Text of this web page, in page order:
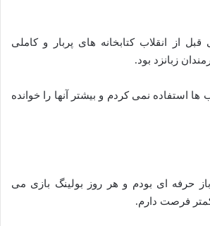
از انقلاب کتابخانه های پربار و کاملی
زبانزد بود.
ها استفاده نمی کردم و بیشتر آنها را خوانده
حرفه ای بودم و هر روز بولینگ بازی می
فرصت دارم.